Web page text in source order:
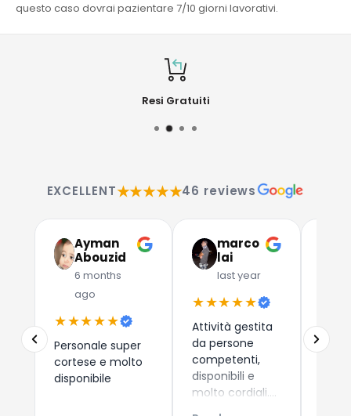
questo caso dovrai pazientare 7/10 giorni lavorativi.
Resi Gratuiti
EXCELLENT★★★★★46 reviews
Ayman
Abouzid
6 months
ago
★★★★★
Personale super
cortese e molto
disponibile
marco
lai
last year
★★★★★
Attività gestita
da persone
competenti,
disponibili e
molto cordiali.
Due
che